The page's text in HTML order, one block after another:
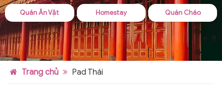
Quán Ăn Vặt Homestay Quán Cháo
Trang chủ Pad Thái